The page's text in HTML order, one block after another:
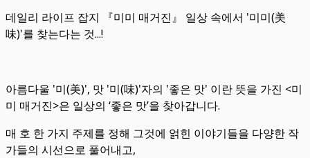
데일리 라이프 잡지 『미미 매거진』 일상 속에서 '미미(美
味)'를 찾는다는 것...!
아름다울 '미(美)', 맛 '미(味)'자의 '좋은 맛' 이란 뜻을 가진 <미
미 매거진>은 일상의 ‘좋은 맛’을 찾아갑니다.
매 호 한 가지 주제를 정해 그것에 얽힌 이야기들을 다양한 작
가들의 시선으로 풀어내고,